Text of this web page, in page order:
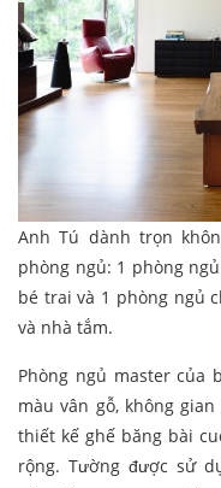
Anh Tú dành trọn
phòng ngủ: 1 phòng
bé trai và 1 phòng ngủ
và nhà tắm.
Phòng ngủ master của
màu vân gỗ, không
thiết kế ghế băng bài
rộng. Tường được sử